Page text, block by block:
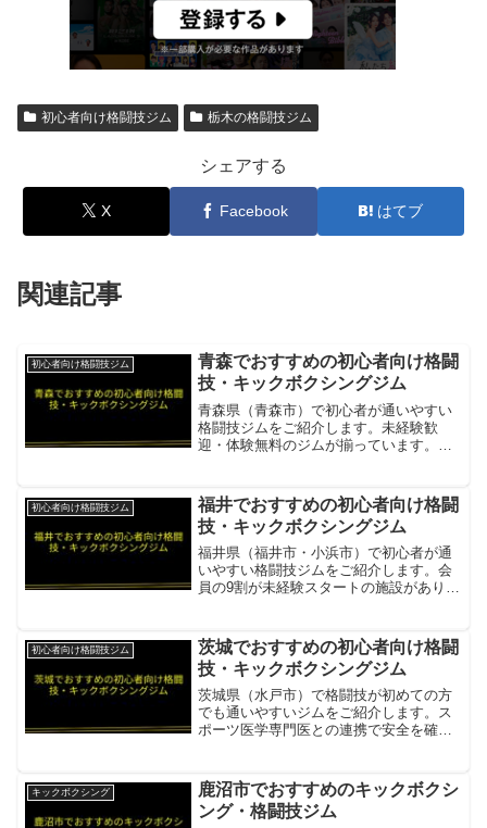
初心者向け格闘技ジム 栃木の格闘技ジム
シェアする
X Facebook はてブ
関連記事
初心者向け格闘技ジム
青森でおすすめの初心者向け格闘
技・キックボクシングジム
青森県（青森市）で初心者が通いやすい
格闘技ジムをご紹介します。未経験歓
迎・体験無料のジムが揃っています。ス
心者向けクラスが充実項目内容所在地／
最寄駅青森市浪館通り営業時...
初心者向け格闘技ジム
福井でおすすめの初心者向け格闘
技・キックボクシングジム
福井県（福井市・小浜市）で初心者が通
いやすい格闘技ジムをご紹介します。会
員の9割が未経験スタートの施設がありま
者向けカリキュラムを実施。基礎からし
っかり習得項目...
初心者向け格闘技ジム
茨城でおすすめの初心者向け格闘
技・キックボクシングジム
茨城県（水戸市）で格闘技が初めての方
でも通いやすいジムをご紹介します。ス
ポーツ医学専門医との連携で安全を確保
で安全を確保。初心者・経験者問わず丁
寧なトレーナー指導...
キックボクシング
鹿沼市でおすすめのキックボクシ
ング・格闘技ジム